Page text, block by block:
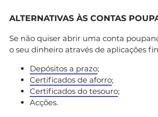
ALTERNATIVAS ÀS CONTAS
Se não quiser abrir uma conta
o seu dinheiro através de aplicações
Depósitos a prazo;
Certificados de aforro;
Certificados do tesouro;
Acções.